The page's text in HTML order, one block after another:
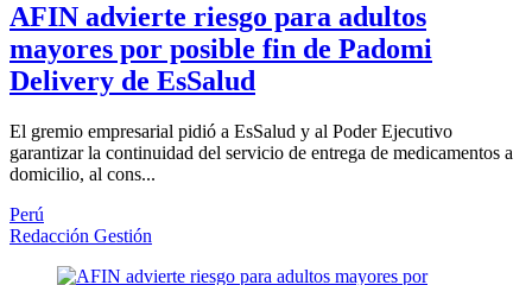
AFIN advierte riesgo para adultos
mayores por posible fin de Padomi
Delivery de EsSalud
El gremio empresarial pidió a EsSalud y al Poder Ejecutivo
garantizar la continuidad del servicio de entrega de medicamentos a
domicilio, al cons...
Perú
Redacción Gestión